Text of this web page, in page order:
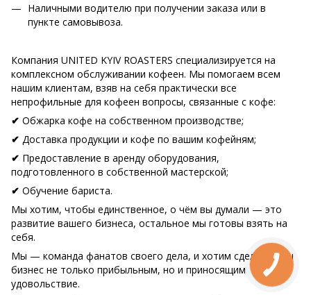
Наличными водителю при получении заказа или в
пункте самовывоза.
Компания UNITED KYIV ROASTERS специализируется на
комплексном обслуживании кофеен. Мы помогаем всем
нашим клиентам, взяв на себя практически все
непрофильные для кофеен вопросы, связанные с кофе:
✔ Обжарка кофе на собственном производстве;
✔ Доставка продукции и кофе по вашим кофейням;
✔ Предоставление в аренду оборудования,
подготовленного в собственной мастерской;
✔ Обучение бариста.
Мы хотим, чтобы единственное, о чём вы думали — это
развитие вашего бизнеса, остальное мы готовы взять на
себя.
Мы — команда фанатов своего дела, и хотим сделать ваш
бизнес не только прибыльным, но и приносящим
удовольствие.